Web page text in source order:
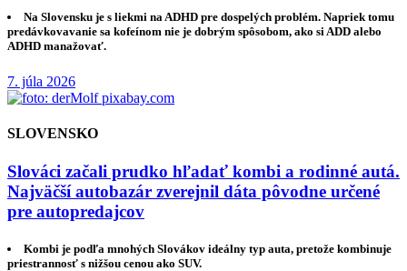
Na Slovensku je s liekmi na ADHD pre dospelých problém. Napriek tomu
predávkovavanie sa kofeínom nie je dobrým spôsobom, ako si ADD alebo
ADHD manažovať.
7. júla 2026
SLOVENSKO
Slováci začali prudko hľadať kombi a rodinné autá.
Najväčší autobazár zverejnil dáta pôvodne určené
pre autopredajcov
Kombi je podľa mnohých Slovákov ideálny typ auta, pretože kombinuje
priestrannosť s nižšou cenou ako SUV.